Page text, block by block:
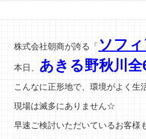
株式会社朝商が誇る「 ソフ
本日、 あきる野秋川全
こんなに正形地で、環境がよく生
現場は滅多にありません☆
早速ご検討いただいているお客様